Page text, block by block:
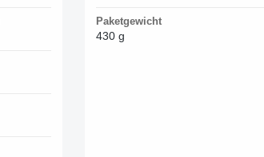
Paketgewicht
430 g